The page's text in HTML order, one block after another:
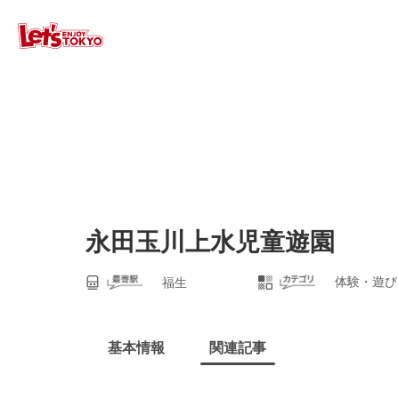
永田玉川上水児童遊園
福生 体験・遊び
基本情報 関連記事